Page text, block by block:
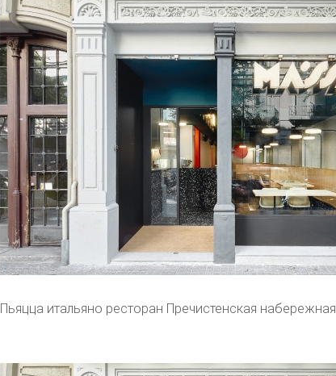
Пьяцца итальяно ресторан Пречистенская набережная